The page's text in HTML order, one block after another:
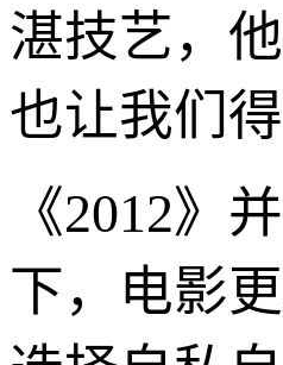
湛技艺，
也让我们
《2012》
下，电影